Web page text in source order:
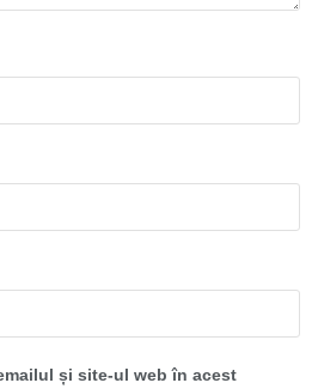
și site-ul web în acest